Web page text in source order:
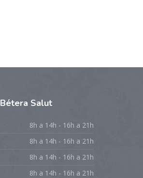
Bétera Salut
8h a 14h - 16h a 21h
8h a 14h - 16h a 21h
8h a 14h - 16h a 21h
8h a 14h - 16h a 21h